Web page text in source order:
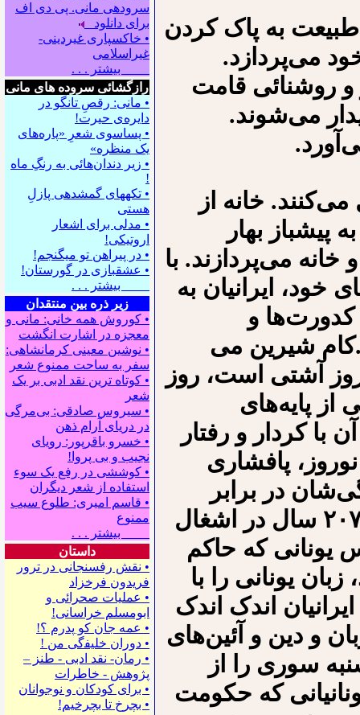
سروده‍ی مانی. پی دی اف
برای دانلود
• خاکسپاری غیردینی-
غیراسلامی
بیشتر . . .
رازگشائی سروده های مانی
• مانی: رقصِ تانگو در
دایره‌ی حیرت!
• پساسوی شعرِ «پاره‌های
یک منظره»
• زیر دندان‌هائی به رنگِ ماه
!
• تکه⁪های گمشده⁪ی پازلِ
هستی
• مدلی برای اشعار
اروتیکی!
• در پیراهن تو می⁪گنجم!
• عشقبازی در گورستان!
بیشتر . . .
زیر ذره بین منتقدان
• کوروش همه خانی: مانی و
معجزه در اشارت انگشت
• نوشین معینی کرمانشاهی:
سفر به ساحت ممنوع شعر
• کوتاه ترین نقد ادبی بر یک
شعر
• سیروس صادقی: بی‌مرگی
در دریای آرام ذهن
• خسرو باقرپور: ﺭوﻳﺎﻯ
ﻧﺠﻴﺐ ﻭ ﺑﻰ ﭘﺮﻭﺍ!
• کوششی در رفع یک سوء
استفاده از شعر دیگران
• قاسم امیری: طلوع سیب
ممنوع
بیشتر . . .
داستان
• نقش رفسنجانی در ترور
فریدون فرخزاد
• عملیات صحرائی و
ابومسلم خراسانی!
• ﻋﻤﻪ ﺟﺎﻥ ﻛﻮ ﭘﺪﺭﻡ ؟!
• ﺩﻭﺭﺍﻥ ﺧﻠﻴﻔگی ﻣﻦ !
• رمان- نقد ادبی - طنز –
پژوهش - خاطرات
• ﺑﺮﺍﻯ ﻛﻮﺩﻛﺎﻥ ﻭ ﻧﻮﺟﻮﺍﻧﺎﻥ
• بچرخ تا بچرخیم!
طبیعت به پاک کردن
می‌پردازد.
و روشنائی قامت
می‌شوند.
خانه از
پیشباز بهار
می‌پردازند. با
خود، ایرانیان به
و
شیرین می
آشتی است، روز
پایه‌های
با کردار و رفتار
پافشاری
در برابر
فرهنگها و ملت‌های بیگانه است. میهن ما ۲۰۷ سال در اشغال
یونانی که حاکم
یونانی را با
اندک اندک
و دین و آئین‌های
‌سوری را از
که حکومت